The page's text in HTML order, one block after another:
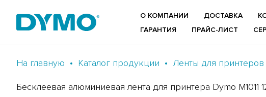
О КОМПАНИИ ДОСТАВКА
ГАРАНТИЯ
ПРАЙС-ЛИСТ
На главную Каталог продукции Ленты для принтеров
Бесклеевая алюминиевая лента для принтера Dymo M1011